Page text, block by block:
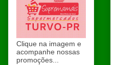
Clique na imagem e
acompanhe nossas
promoções...